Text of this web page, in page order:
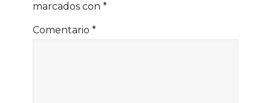
marcados con *
Comentario *